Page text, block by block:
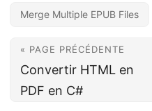
Merge Multiple EPUB Files
« PAGE PRÉCÉDENTE
Convertir HTML en
PDF en C#